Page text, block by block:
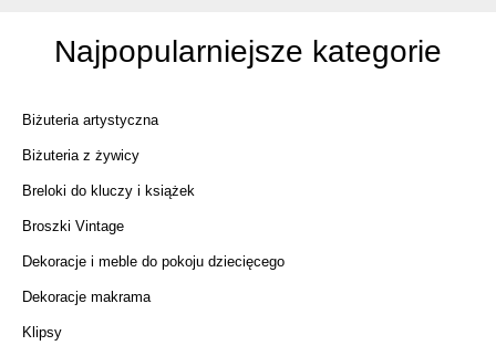
Najpopularniejsze kategorie
Biżuteria artystyczna
Biżuteria z żywicy
Breloki do kluczy i książek
Broszki Vintage
Dekoracje i meble do pokoju dziecięcego
Dekoracje makrama
Klipsy